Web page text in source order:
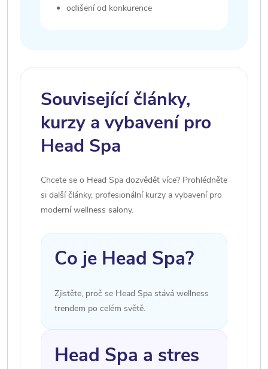
odlišení od konkurence
Související články,
kurzy a vybavení pro
Head Spa
Chcete se o Head Spa dozvědět více? Prohlédněte
si další články, profesionální kurzy a vybavení pro
moderní wellness salony.
Co je Head Spa?
Zjistěte, proč se Head Spa stává wellness
trendem po celém světě.
Head Spa a stres